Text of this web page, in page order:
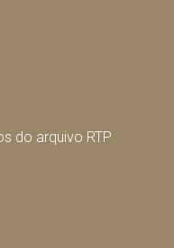
do arquivo RTP